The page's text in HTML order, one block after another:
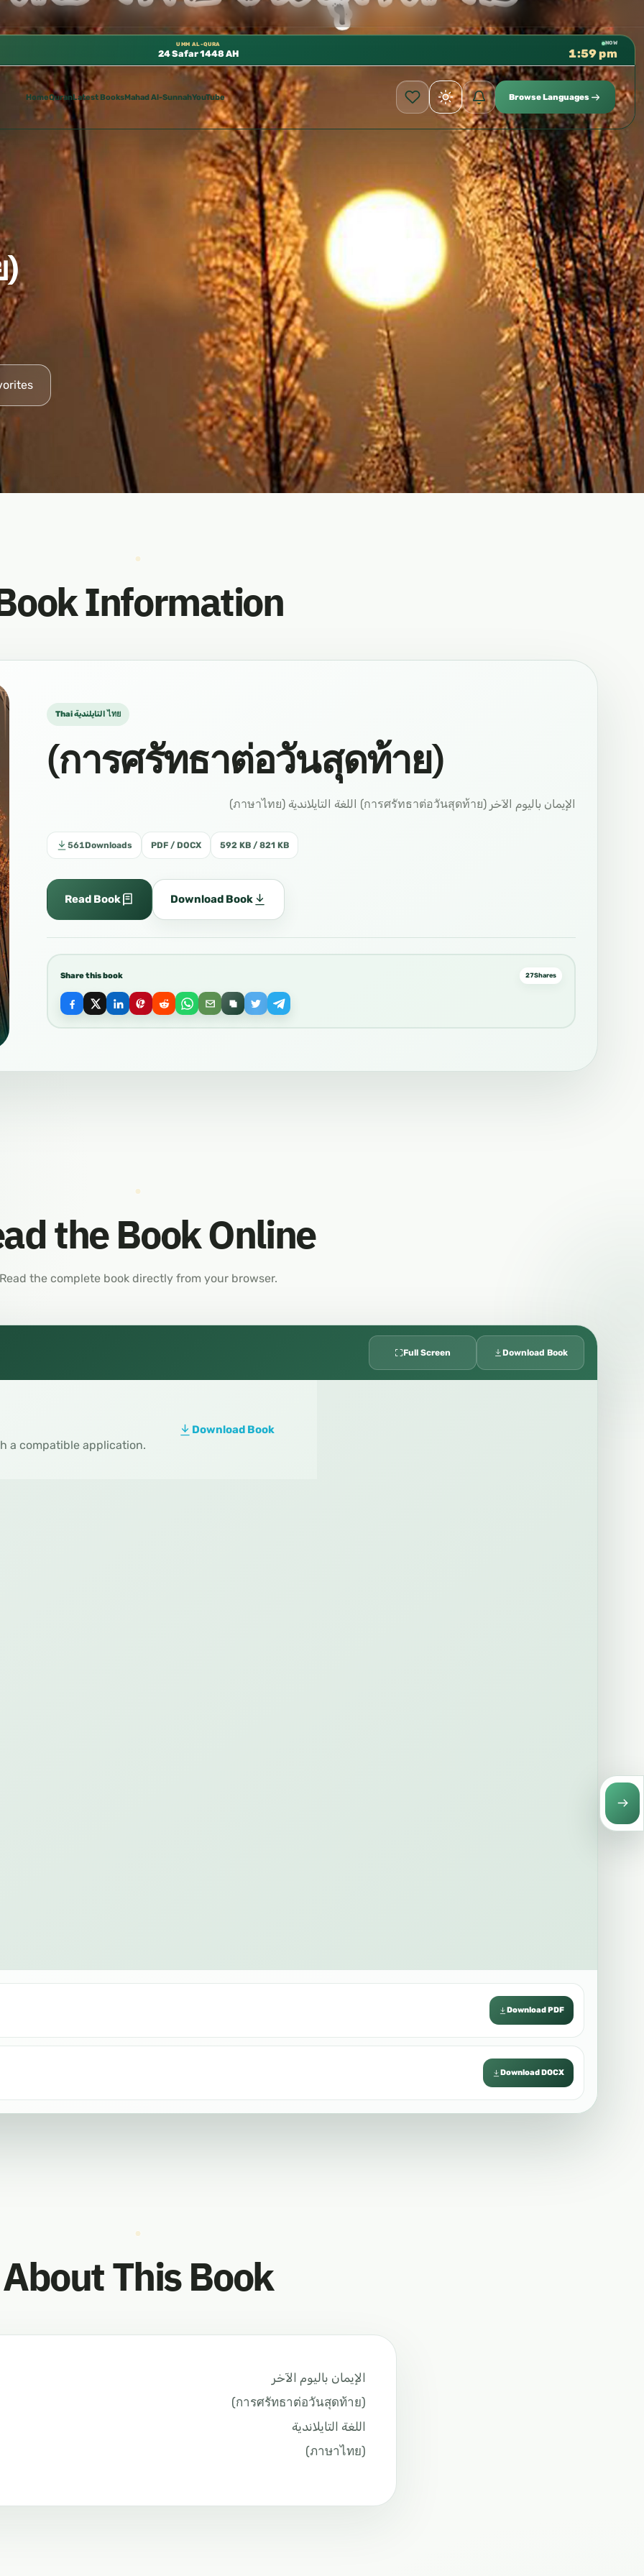
كتب الشيخ هيثم سرحان حفظه الله متوفرة مجانًا في المسجد النبوي، 📍 باب ٣٧ (باب مكة) – الطابق الثالث 📍 إدارة الشؤون العلمية بالحسبة 📚 متوفرة بجميع اللغات
UMM AL-QURA
24 Safar 1448 AH
NOW
1:59 pm
HomeQuranLatest BooksMahad Al-SunnahYouTube Browse Languages
Information
Thai التايلندية ไทย
(การศรัทธาต่อวันสุดท้าย)
الإيمان باليوم الآخر (การศรัทธาต่อวันสุดท้าย) اللغة التايلاندية (ภาษาไทย)
561Downloads PDF / DOCX 592 KB / 821 KB
Read Book Download Book
Share this book 27Shares
the Book Online
the complete book directly from your browser.
Full Screen Download Book
a compatible application.
Download Book
Download PDF
Download DOCX
About This Book
الإيمان باليوم الآخر
(การศรัทธาต่อวันสุดท้าย)
اللغة التايلاندية
(ภาษาไทย)